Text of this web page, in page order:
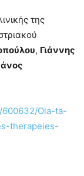
της
, Γιάννης
Ola-ta-
therapeies-